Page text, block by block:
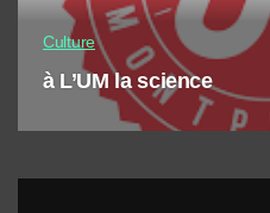
Culture
à L’UM la science